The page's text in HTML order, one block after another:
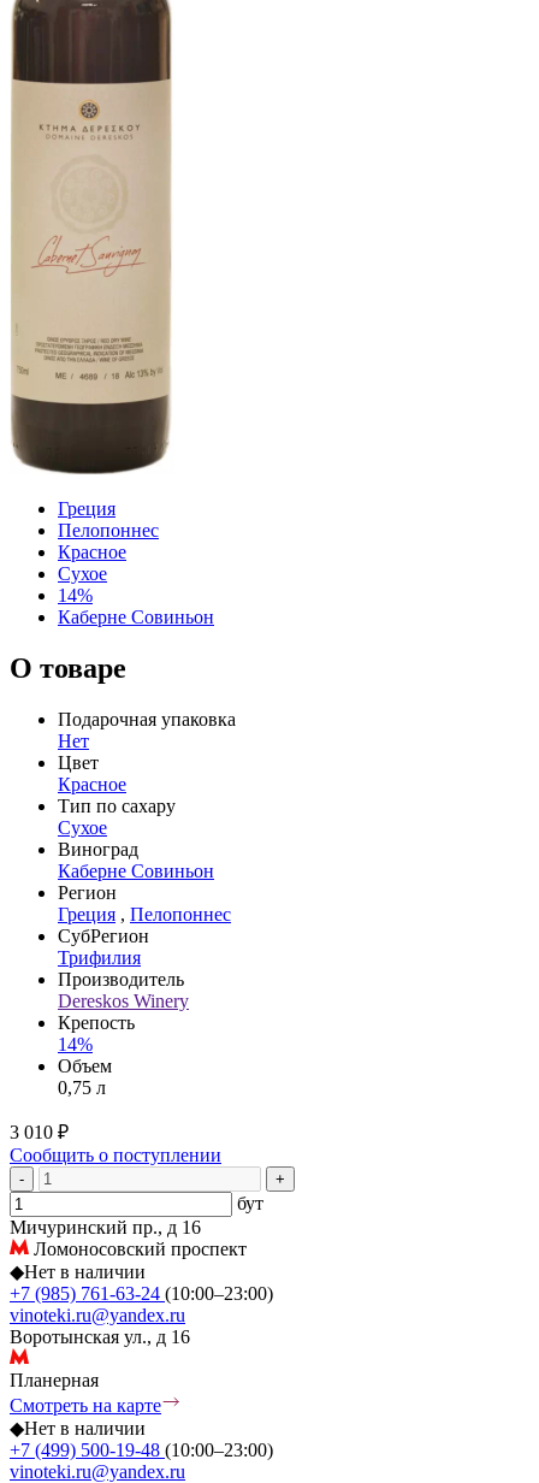
Греция
Пелопоннес
Красное
Сухое
14%
Каберне Совиньон
О товаре
Подарочная упаковка
Нет
Цвет
Красное
Тип по сахару
Сухое
Виноград
Каберне Совиньон
Регион
Греция , Пелопоннес
СубРегион
Трифилия
Производитель
Dereskos Winery
Крепость
14%
Объем
0,75 л
3 010 ₽
Сообщить о поступлении
- +
бут
Мичуринский пр., д 16
Ломоносовский проспект
◆Нет в наличии
+7 (985) 761-63-24 (10:00–23:00)
vinoteki.ru@yandex.ru
Воротынская ул., д 16
Планерная
Смотреть на карте
◆Нет в наличии
+7 (499) 500-19-48 (10:00–23:00)
vinoteki.ru@yandex.ru